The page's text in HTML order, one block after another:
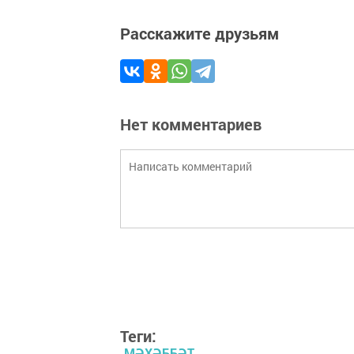
Расскажите друзьям
Нет комментариев
Теги: